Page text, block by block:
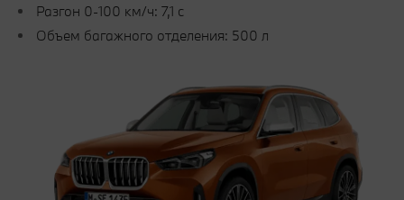
Разгон 0-100 км/ч: 7,1 с
Объем багажного отделения: 500 л